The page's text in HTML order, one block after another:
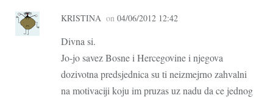
KRISTINA on 04/06/2012 12:42
Divna si.
Jo-jo savez Bosne i Hercegovine i njegova
dozivotna predsjednica su ti neizmejrno zahvalni
na motivaciji koju im pruzas uz nadu da ce jednog